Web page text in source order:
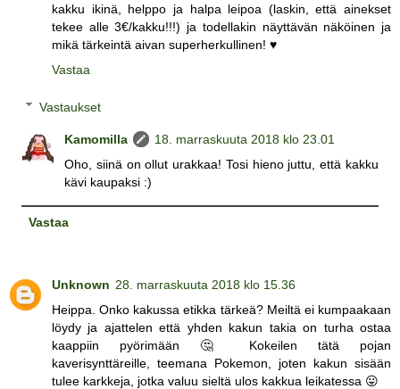
kakku ikinä, helppo ja halpa leipoa (laskin, että ainekset
tekee alle 3€/kakku!!!) ja todellakin näyttävän näköinen ja
mikä tärkeintä aivan superherkullinen! ♥
Vastaa
Vastaukset
Kamomilla
18. marraskuuta 2018 klo 23.01
Oho, siinä on ollut urakkaa! Tosi hieno juttu, että kakku
kävi kaupaksi :)
Vastaa
Unknown 28. marraskuuta 2018 klo 15.36
Heippa. Onko kakussa etikka tärkeä? Meiltä ei kumpaakaan
löydy ja ajattelen että yhden kakun takia on turha ostaa
kaappiin pyörimään 🤔 Kokeilen tätä pojan
kaverisynttäreille, teemana Pokemon, joten kakun sisään
tulee karkkeja, jotka valuu sieltä ulos kakkua leikatessa 😛